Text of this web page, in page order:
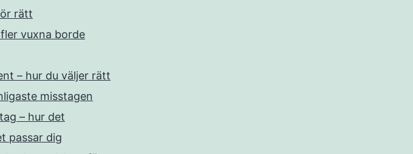
rätt
vuxna borde
– hur du väljer rätt
misstagen
– hur det
passar dig